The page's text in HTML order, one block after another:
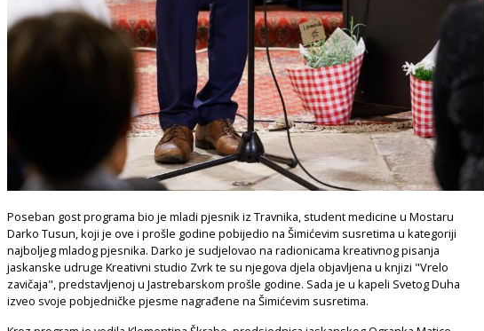
Poseban gost programa bio je mladi pjesnik iz Travnika, student medicine u Mostaru
Darko Tusun, koji je ove i prošle godine pobijedio na Šimićevim susretima u kategoriji
najboljeg mladog pjesnika. Darko je sudjelovao na radionicama kreativnog pisanja
jaskanske udruge Kreativni studio Zvrk te su njegova djela objavljena u knjizi "Vrelo
zavičaja", predstavljenoj u Jastrebarskom prošle godine. Sada je u kapeli Svetog Duha
izveo svoje pobjedničke pjesme nagrađene na Šimićevim susretima.